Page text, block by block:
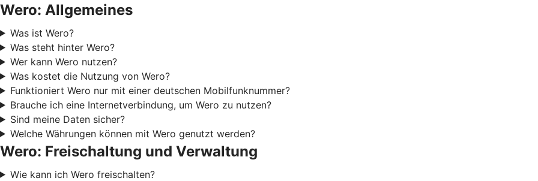
Wero: Allgemeines
Was ist Wero?
Was steht hinter Wero?
Wer kann Wero nutzen?
Was kostet die Nutzung von Wero?
Funktioniert Wero nur mit einer deutschen Mobilfunknummer?
Brauche ich eine Internetverbindung, um Wero zu nutzen?
Sind meine Daten sicher?
Welche Währungen können mit Wero genutzt werden?
Wero: Freischaltung und Verwaltung
Wie kann ich Wero freischalten?